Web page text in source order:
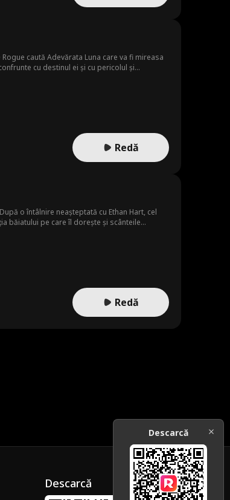
caută Adevărata Luna care va fi mireasa
cu destinul ei și cu pericolul și
Redă
o întâlnire neașteptată cu Ethan Hart, cel
băiatului pe care îl dorește și scânteile
Redă
Descarcă
Descarcă